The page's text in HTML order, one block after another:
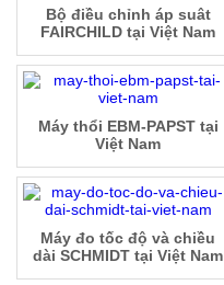
Bộ điều chỉnh áp suât
FAIRCHILD tại Việt Nam
Máy thổi EBM-PAPST tại
Việt Nam
Máy đo tốc độ và chiều
dài SCHMIDT tại Việt Nam